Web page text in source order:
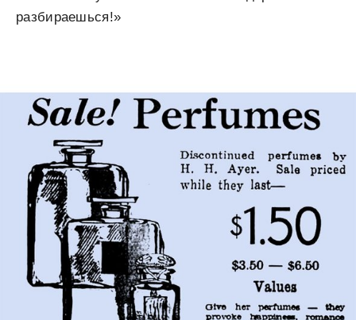
разбираешься!»